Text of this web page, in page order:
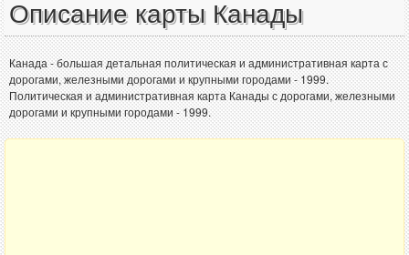
Описание карты Канады
Канада - большая детальная политическая и административная карта с
дорогами, железными дорогами и крупными городами - 1999.
Политическая и административная карта Канады с дорогами, железными
дорогами и крупными городами - 1999.